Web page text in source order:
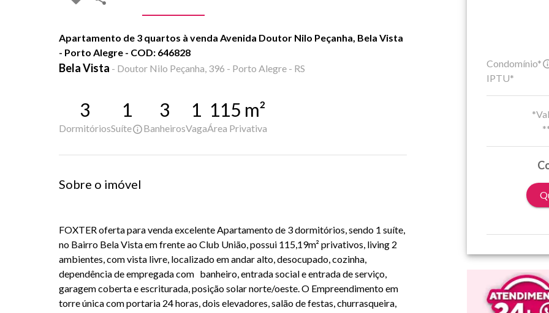
Apartamento de 3 quartos à venda Avenida Doutor Nilo Peçanha, Bela Vista
- Porto Alegre - COD: 646828
Bela Vista - Doutor Nilo Peçanha, 396 - Porto Alegre - RS
3
Dormitórios
1
Suíte
3
Banheiros
1
Vaga
115 m²
Área Privativa
Sobre o imóvel
FOXTER oferta para venda excelente Apartamento de 3 dormitórios, sendo 1 suíte,
no Bairro Bela Vista em frente ao Club União, possui 115,19m² privativos, living 2
ambientes, com vista livre, localizado em andar alto, desocupado, cozinha,
dependência de empregada com banheiro, entrada social e entrada de serviço,
garagem coberta e escriturada, posição solar norte/oeste. O Empreendimento em
torre única com portaria 24 horas, dois elevadores, salão de festas, churrasqueira,
Condomínio*
IPTU*